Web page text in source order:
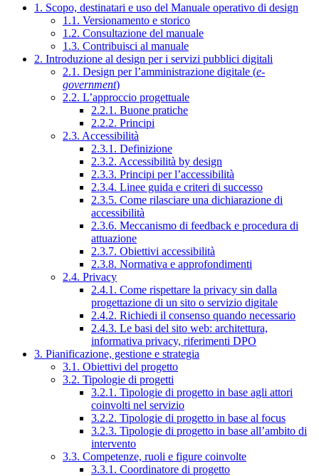
1. Scopo, destinatari e uso del Manuale operativo di design
1.1. Versionamento e storico
1.2. Consultazione del manuale
1.3. Contribuisci al manuale
2. Introduzione al design per i servizi pubblici digitali
2.1. Design per l’amministrazione digitale (e-
government)
2.2. L’approccio progettuale
2.2.1. Buone pratiche
2.2.2. Principi
2.3. Accessibilità
2.3.1. Definizione
2.3.2. Accessibilità by design
2.3.3. Principi per l’accessibilità
2.3.4. Linee guida e criteri di successo
2.3.5. Come rilasciare una dichiarazione di
accessibilità
2.3.6. Meccanismo di feedback e procedura di
attuazione
2.3.7. Obiettivi accessibilità
2.3.8. Normativa e approfondimenti
2.4. Privacy
2.4.1. Come rispettare la privacy sin dalla
progettazione di un sito o servizio digitale
2.4.2. Richiedi il consenso quando necessario
2.4.3. Le basi del sito web: architettura,
informativa privacy, riferimenti DPO
3. Pianificazione, gestione e strategia
3.1. Obiettivi del progetto
3.2. Tipologie di progetti
3.2.1. Tipologie di progetto in base agli attori
coinvolti nel servizio
3.2.2. Tipologie di progetto in base al focus
3.2.3. Tipologie di progetto in base all’ambito di
intervento
3.3. Competenze, ruoli e figure coinvolte
3.3.1. Coordinatore di progetto